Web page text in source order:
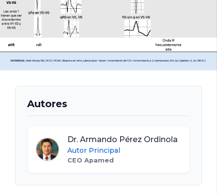
Autores
Dr. Armando Pérez Ordinola
Autor Principal
CEO Apamed